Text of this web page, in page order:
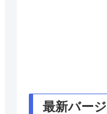
最新バー